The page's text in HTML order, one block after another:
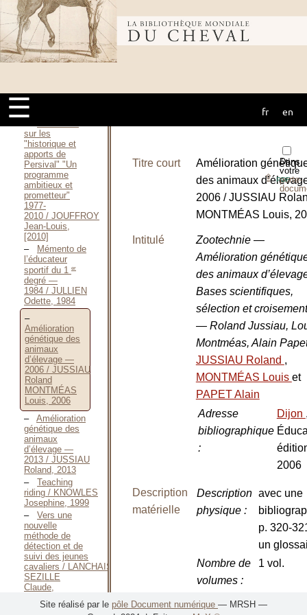
Bibliothèque
mondiale du
cheval
☰ fr en
pédagogiques
de la formation
des formateurs
en
équitation / JOLLINIER
Marie, 1994
Jean-Louis,
[1992]
sur les
"historique et
apports de
Persival" "Un
programme
ambitieux et
prometteur"
1977-
2010 / JOUFFROY
Jean-Louis,
[2010]
Mémento de
l’éducateur
sportif du 1
er
degré —
1984 / JULLIEN
Odette, 1984
Amélioration
génétique des
animaux
d’élevage —
2006 / JUSSIAU
Roland
MONTMÉAS
Louis, 2006
Amélioration
génétique des
animaux
d’élevage —
2013 / JUSSIAU
Roland, 2013
Teaching
riding / KNOWLES
Josephine, 1999
Vers une
nouvelle
méthode de
détection et de
suivi des jeunes
cavaliers / LANCHAIS-
SEZILLE
Claude,
Dans
votre
porte-
⇪PDF
Titre court
Amélioration
des animaux
2006 / JUSSIAU
MONTMÉAS Louis,
Intitulé
Zootechnie —
Amélioration
des animaux
Bases scientifiques,
sélection et
— Roland Jussiau,
Montméas, Alain
JUSSIAU Roland ,
MONTMÉAS Louis et
PAPET Alain
Adresse
bibliographique
:
Dijon
2006
Description
matérielle
Description
physique:
avec une
p. 320-
un
Nombre de
volumes:
1 vol.
Nombre de
Site réalisé par le pôle Document numérique — MRSH —